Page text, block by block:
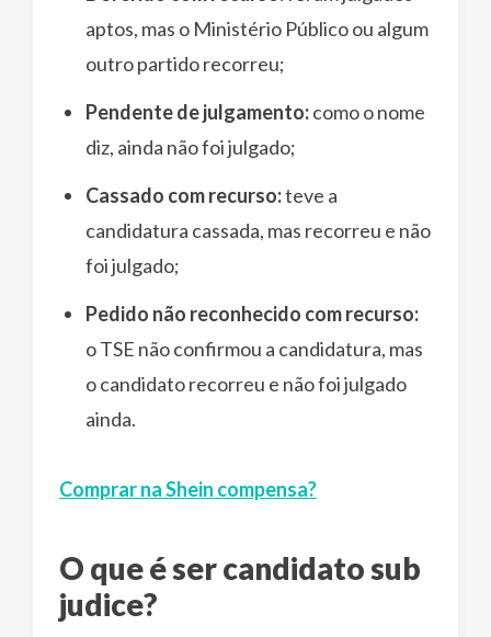
aptos, mas o Ministério Público ou algum
outro partido recorreu;
Pendente de julgamento:como o nome
diz, ainda não foi julgado;
Cassado com recurso:teve a
candidatura cassada, mas recorreu e não
foi julgado;
Pedido não reconhecido com recurso:
o TSE não confirmou a candidatura, mas
o candidato recorreu e não foi julgado
ainda.
Comprar na Shein compensa?
O que é ser candidato sub
judice?